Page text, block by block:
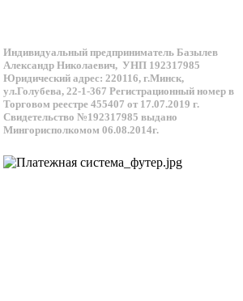
Индивидуальный предприниматель Базылев
Александр Николаевич, УНП 192317985
Юридический адрес: 220116, г.Минск,
ул.Голубева, 22-1-367 Регистрационный номер в
Торговом реестре 455407 от 17.07.2019 г.
Свидетельство №192317985 выдано
Мингорисполкомом 06.08.2014г.